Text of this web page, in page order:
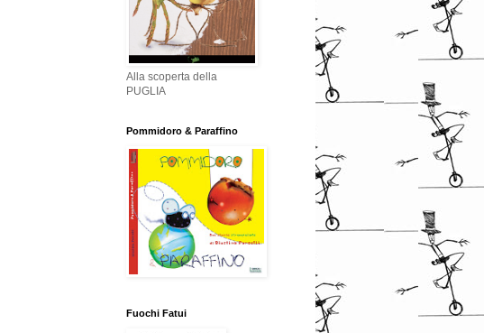
Alla scoperta della
PUGLIA
Pommidoro & Paraffino
Fuochi Fatui